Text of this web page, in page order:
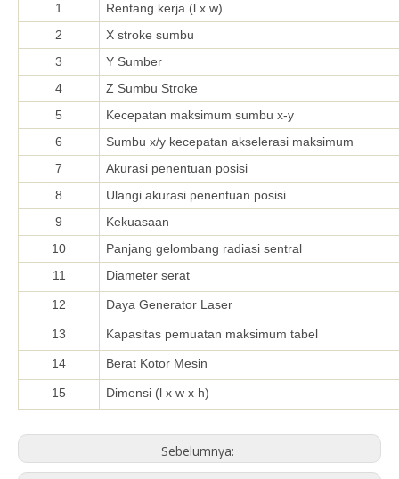
1
Rentang kerja (l x w)
2
X stroke sumbu
3
Y Sumber
4
Z Sumbu Stroke
5
Kecepatan maksimum sumbu x-y
6
Sumbu x/y kecepatan akselerasi maksimum
7
Akurasi penentuan posisi
8
Ulangi akurasi penentuan posisi
9
Kekuasaan
10
Panjang gelombang radiasi sentral
11
Diameter serat
12 Daya Generator Laser
13 Kapasitas pemuatan maksimum tabel
14 Berat Kotor Mesin
15 Dimensi (l x w x h)
Sebelumnya: